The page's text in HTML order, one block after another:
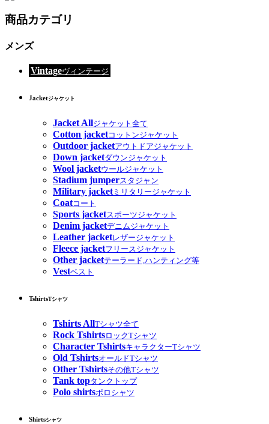
商品カテゴリ
メンズ
Vintageヴィンテージ
Jacketジャケット
Jacket Allジャケット全て
Cotton jacketコットンジャケット
Outdoor jacketアウトドアジャケット
Down jacketダウンジャケット
Wool jacketウールジャケット
Stadium jumperスタジャン
Military jacketミリタリージャケット
Coatコート
Sports jacketスポーツジャケット
Denim jacketデニムジャケット
Leather jacketレザージャケット
Fleece jacketフリースジャケット
Other jacketテーラード,ハンティング等
Vestベスト
TshirtsTシャツ
Tshirts AllTシャツ全て
Rock TshirtsロックTシャツ
Character TshirtsキャラクターTシャツ
Old TshirtsオールドTシャツ
Other Tshirtsその他Tシャツ
Tank topタンクトップ
Polo shirtsポロシャツ
Shirtsシャツ